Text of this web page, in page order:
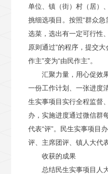
单位、镇（街）村（居）
挑细选项目。按照“群众
选菜，选出有一定可行性
原则通过”的程序，提交
作主”变为“由民作主”。
汇聚力量，用心促效
一份工作计划、一张进度
生实事项目实行全程监督
办，实施进度通过微信群
代表“评”。民生实事项目
评、主席团评、镇人大代
收获的成果
总结民生实事项目人